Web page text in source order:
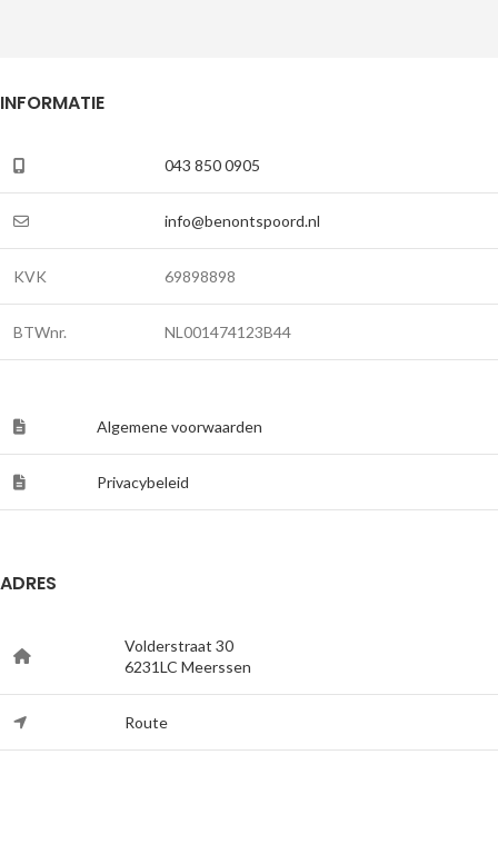
INFORMATIE
043 850 0905
info@benontspoord.nl
KVK 69898898
BTWnr. NL001474123B44
Algemene voorwaarden
Privacybeleid
ADRES
Volderstraat 30
6231LC Meerssen
Route